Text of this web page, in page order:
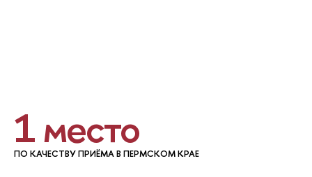
1 место
ПО КАЧЕСТВУ ПРИЁМА В ПЕРМСКОМ КРАЕ